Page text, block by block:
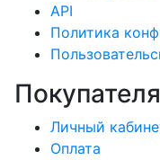
API
Политика
Личный
Оплата